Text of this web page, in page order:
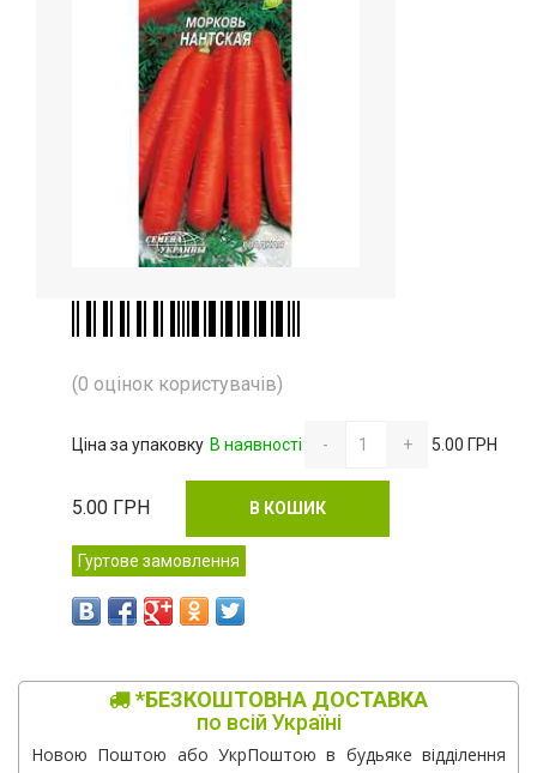
(0 оцінок користувачів)
Ціна за упаковку В наявності - + 5.00 ГРН
5.00 ГРН В КОШИК
Гуртове замовлення
*БЕЗКОШТОВНА ДОСТАВКА
по всій Україні
Новою Поштою або УкрПоштою в будьяке відділення